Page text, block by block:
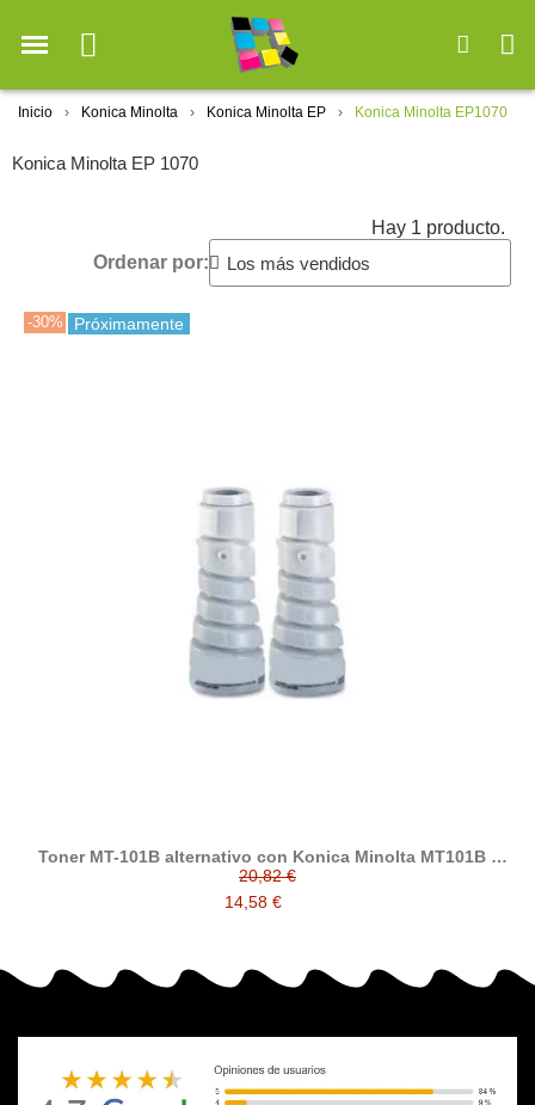
Inicio Konica Minolta Konica Minolta EP Konica Minolta EP1070
Konica Minolta EP 1070
Hay 1 producto.
Ordenar por:
-30% Próximamente
Toner MT-101B alternativo con Konica Minolta MT101B (
8932-4040 )
20,82 €
14,58 €